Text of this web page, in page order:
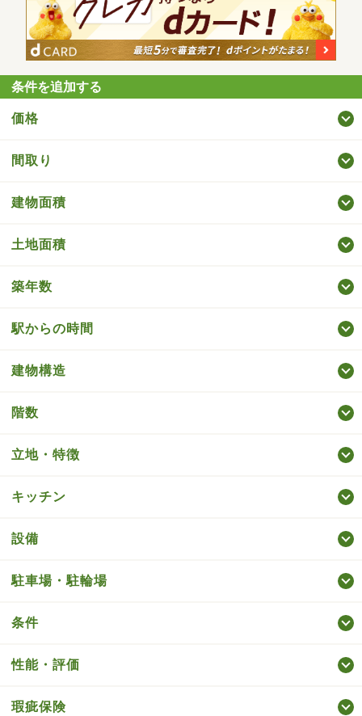
条件を追加する
価格
間取り
建物面積
土地面積
築年数
駅からの時間
建物構造
階数
立地・特徴
キッチン
設備
駐車場・駐輪場
条件
性能・評価
瑕疵保険